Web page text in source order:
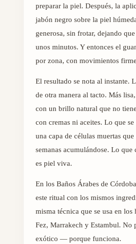
preparar la piel. Después, la
jabón negro sobre la piel
generosa, sin frotar, dejando
unos minutos. Y entonces el
por zona, con movimientos
El resultado se nota al instante.
de otra manera al tacto. Más
con un brillo natural que no
con cremas ni aceites. Lo que
una capa de células muertas que
semanas acumulándose. Lo que
es piel viva.
En los Baños Árabes de
este ritual con los mismos
misma técnica que se usa en los
Fez, Marrakech y Estambul. No
exótico — porque funciona.